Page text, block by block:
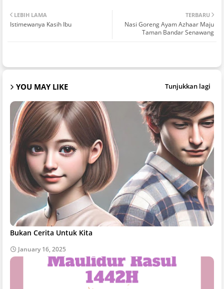
TERBARU
Nasi Goreng Ayam Azhaar Maju
Taman Bandar Senawang
LEBIH LAMA
Istimewanya Kasih Ibu
YOU MAY LIKE Tunjukkan lagi
Bukan Cerita Untuk Kita
January 16, 2025